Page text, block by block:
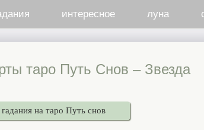
интересное луна
таро Путь Снов – Звезда
гадания на таро Путь снов